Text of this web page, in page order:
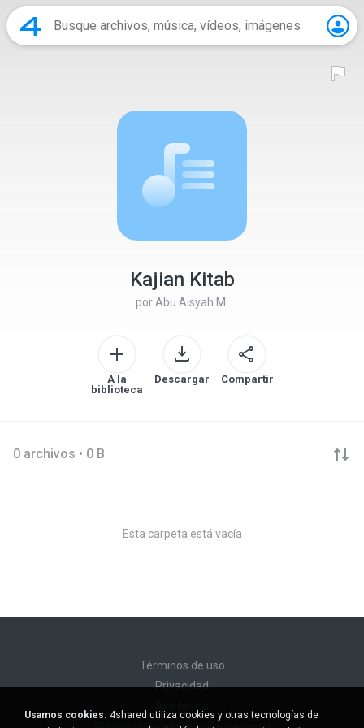
Kajian Kitab
por Abu Aisyah M.
A la
biblioteca
Descargar Compartir
0 archivos • 0 B
Esta carpeta está vacía
Términos de uso
Privacidad
Usamos cookies. 4shared utiliza cookies y otras tecnologías de